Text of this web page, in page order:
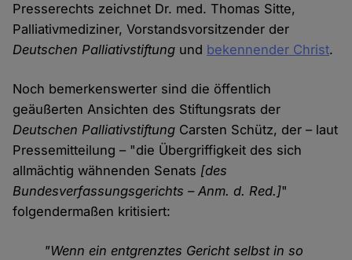
Presserechts zeichnet Dr. med. Thomas Sitte,
Palliativmediziner, Vorstandsvorsitzender der
Deutschen Palliativstiftung und bekennender Christ.
Noch bemerkenswerter sind die öffentlich
geäußerten Ansichten des Stiftungsrats der
Deutschen Palliativstiftung Carsten Schütz, der – laut
Pressemitteilung – "die Übergriffigkeit des sich
allmächtig wähnenden Senats [des
Bundesverfassungsgerichts – Anm. d. Red.]"
folgendermaßen kritisiert:
"Wenn ein entgrenztes Gericht selbst in so